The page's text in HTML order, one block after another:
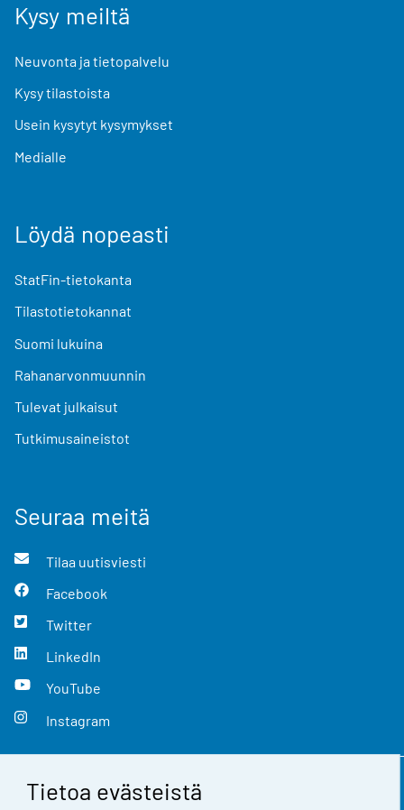
Tietoa evästeistä
Kysy meiltä
Neuvonta ja tietopalvelu
Kysy tilastoista
Usein kysytyt kysymykset
Medialle
Löydä nopeasti
StatFin-tietokanta
Tilastotietokannat
Suomi lukuina
Rahanarvonmuunnin
Tulevat julkaisut
Tutkimusaineistot
Seuraa meitä
Tilaa uutisviesti
Facebook
Twitter
LinkedIn
YouTube
Instagram
Yhteystiedot